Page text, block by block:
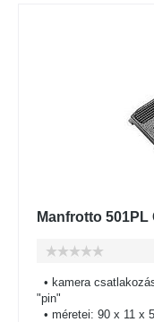
Manfrotto
• kamera
"pin"
• méretei: 90 x 11 x